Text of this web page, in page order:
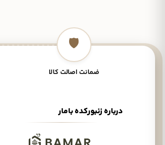
🛡️
ضمانت اصالت کالا
درباره زنبورکده بامار